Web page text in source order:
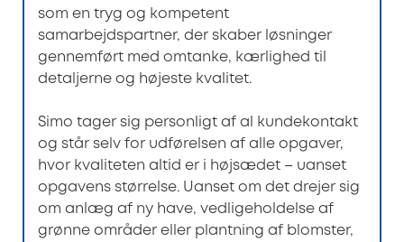
som en tryg og kompetent
samarbejdspartner, der skaber løsninger
gennemført med omtanke, kærlighed til
detaljerne og højeste kvalitet.
Simo tager sig personligt af al kundekontakt
og står selv for udførelsen af alle opgaver,
hvor kvaliteten altid er i højsædet – uanset
opgavens størrelse. Uanset om det drejer sig
om anlæg af ny have, vedligeholdelse af
grønne områder eller plantning af blomster,